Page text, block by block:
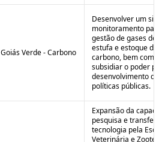
Goiás Verde - Carbono
Desenvolver um
monitoramento
gestão de gases
estufa e estoque de
carbono, bem como
subsidiar o poder
desenvolvimento de
políticas públicas.
Expansão da
pesquisa e
tecnologia pela
Veterinária e